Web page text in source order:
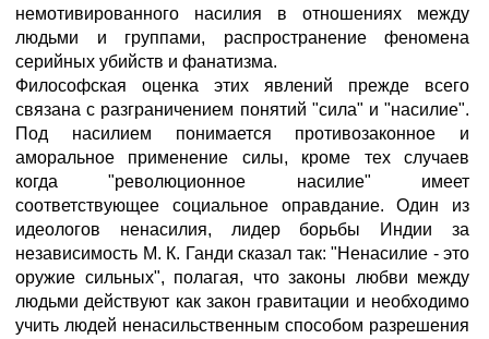
немотивированного насилия в отношениях между
людьми и группами, распространение феномена
серийных убийств и фанатизма.
Философская оценка этих явлений прежде всего
связана с разграничением понятий "сила" и "насилие".
Под насилием понимается противозаконное и
аморальное применение силы, кроме тех случаев
когда "революционное насилие" имеет
соответствующее социальное оправдание. Один из
идеологов ненасилия, лидер борьбы Индии за
независимость М. К. Ганди сказал так: "Ненасилие - это
оружие сильных", полагая, что законы любви между
людьми действуют как закон гравитации и необходимо
учить людей ненасильственным способом разрешения